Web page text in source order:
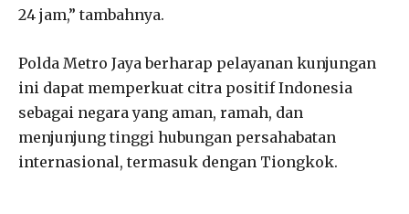
24 jam,” tambahnya.
Polda Metro Jaya berharap pelayanan kunjungan
ini dapat memperkuat citra positif Indonesia
sebagai negara yang aman, ramah, dan
menjunjung tinggi hubungan persahabatan
internasional, termasuk dengan Tiongkok.